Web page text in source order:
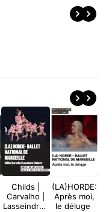
Childs |
Carvalho |
Lasseindra |
(LA)HORDE:
Après moi,
le déluge